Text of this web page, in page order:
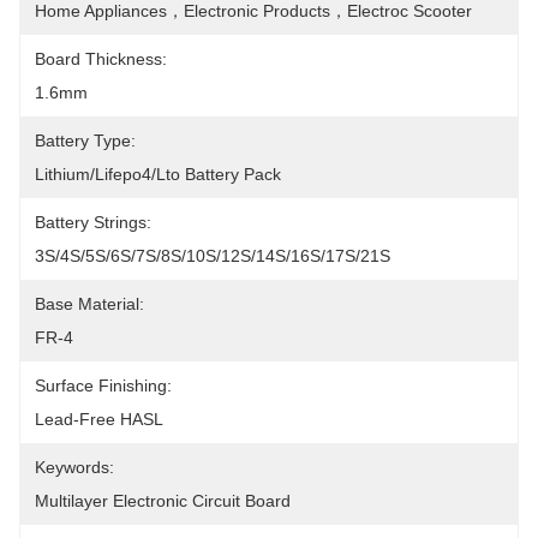
Home Appliances，Electronic Products，Electroc Scooter
Board Thickness:
1.6mm
Battery Type:
Lithium/Lifepo4/Lto Battery Pack
Battery Strings:
3S/4S/5S/6S/7S/8S/10S/12S/14S/16S/17S/21S
Base Material:
FR-4
Surface Finishing:
Lead-Free HASL
Keywords:
Multilayer Electronic Circuit Board